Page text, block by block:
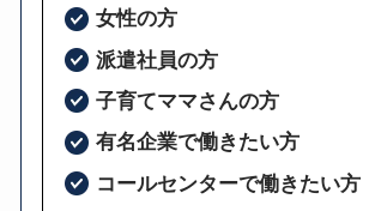
女性の方
派遣社員の方
子育てママさんの方
有名企業で働きたい方
コールセンターで働きたい方